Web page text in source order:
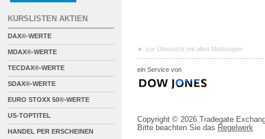
zur Übersicht mit allen Meldungen
ein Service von
Copyright © 2026 Tradegate
Bitte beachten Sie das Regelwerk
KURSLISTEN AKTIEN
DAX®-WERTE
MDAX®-WERTE
TECDAX®-WERTE
SDAX®-WERTE
EURO STOXX 50®-WERTE
US-TOPTITEL
HANDEL PER ERSCHEINEN